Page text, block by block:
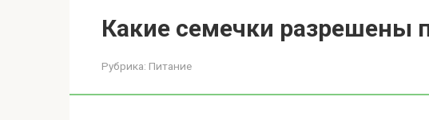
Какие семечки разрешены
Рубрика: Питание